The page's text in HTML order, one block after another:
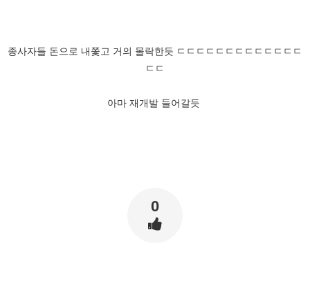
종사자들 돈으로 내쫓고 거의 몰락한듯 ㄷㄷㄷㄷㄷㄷㄷㄷㄷㄷㄷㄷㄷ
ㄷㄷ
아마 재개발 들어갈듯
0